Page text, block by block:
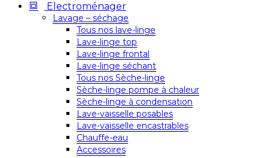
Electroménager
Lavage – séchage
Tous nos lave-linge
Lave-linge top
Lave-linge frontal
Lave-linge séchant
Tous nos Sèche-linge
Sèche-linge pompe à chaleur
Sèche-linge à condensation
Lave-vaisselle posables
Lave-vaisselle encastrables
Chauffe-eau
Accessoires